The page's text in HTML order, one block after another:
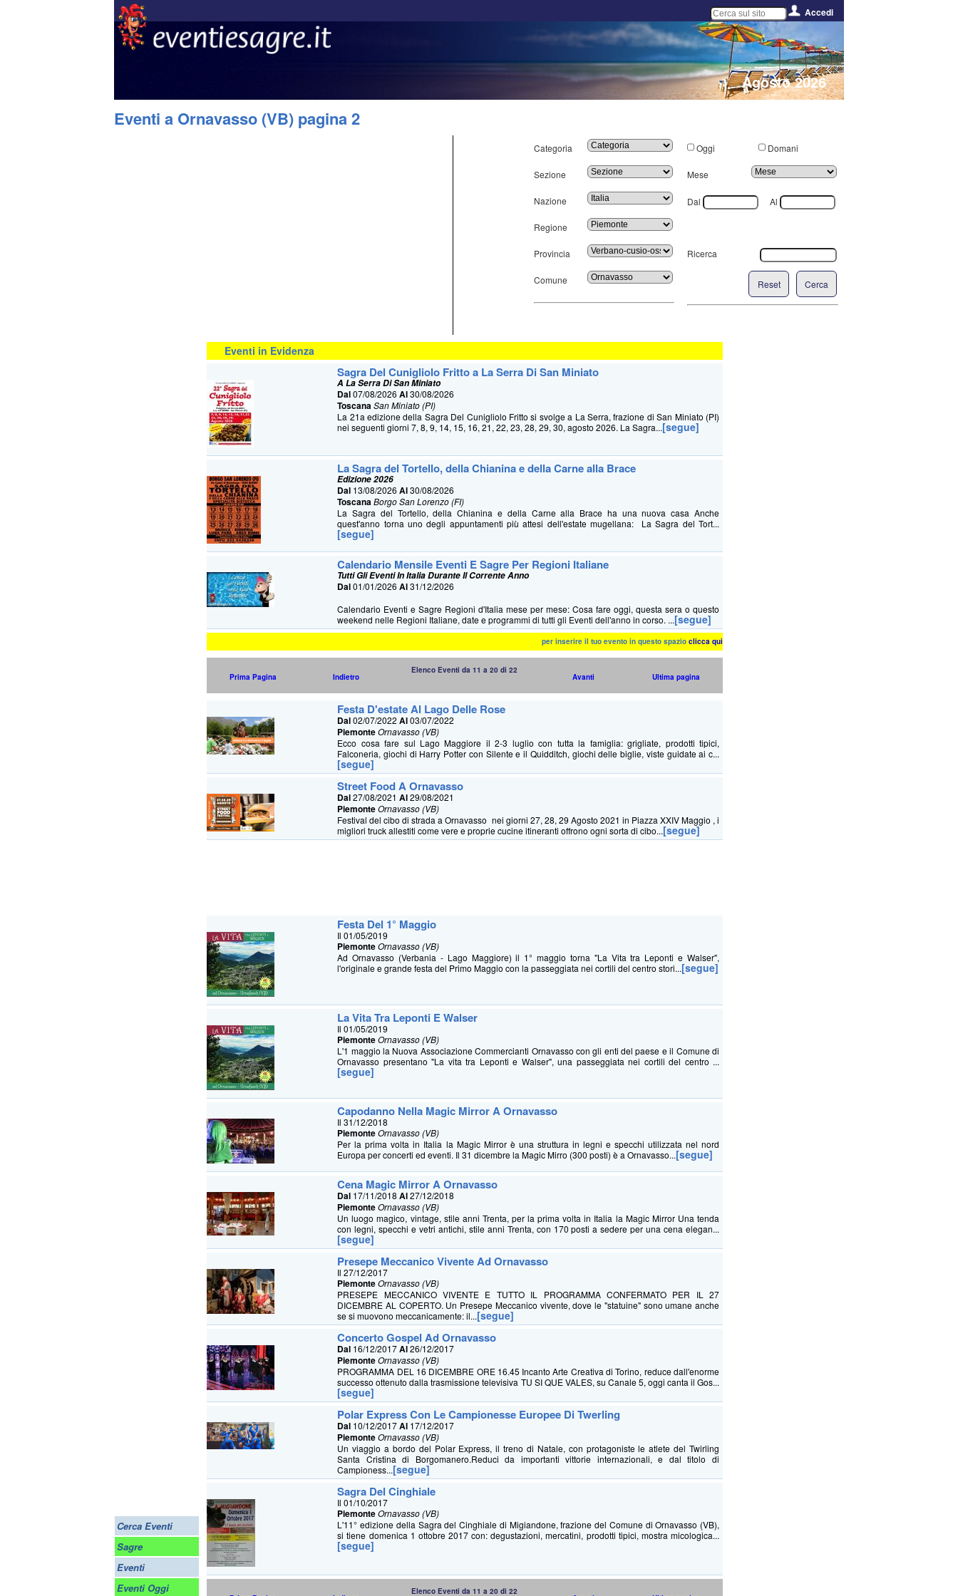
Accedi
Agosto 2026
Eventi a Ornavasso (VB) pagina 2
Cerca Eventi
Sagre
Eventi
Eventi Oggi
Categoria
Sezione
Nazione
Regione
Provincia
Comune
Oggi Domani
Mese
Dal Al
Ricerca
Cerca
Reset
Eventi in Evidenza
Sagra Del Cunigliolo Fritto a La Serra Di San Miniato
A La Serra Di San Miniato
Dal07/08/2026Al30/08/2026
ToscanaSan Miniato (PI)
La 21a edizione della Sagra Del Cunigliolo Fritto si svolge a La Serra, frazione di San Miniato (PI)
nei seguenti giorni 7, 8, 9, 14, 15, 16, 21, 22, 23, 28, 29, 30, agosto 2026. La Sagra...[segue]
La Sagra del Tortello, della Chianina e della Carne alla Brace
Edizione 2026
Dal 13/08/2026Al30/08/2026
ToscanaBorgo San Lorenzo (FI)
La Sagra del Tortello, della Chianina e della Carne alla Brace ha una nuova casa Anche
quest'anno torna uno degli appuntamenti più attesi dell'estate mugellana: La Sagra del Tort...
[segue]
Calendario Mensile Eventi E Sagre Per Regioni Italiane
Tutti Gli Eventi In Italia Durante Il Corrente Anno
Dal01/01/2026Al31/12/2026
Calendario Eventi e Sagre Regioni d'Italia mese per mese: Cosa fare oggi, questa sera o questo
weekend nelle Regioni Italiane, date e programmi di tutti gli Eventi dell'anno in corso. ...[segue]
per inserire il tuo evento in questo spazio clicca qui
Prima Pagina Indietro
Elenco Eventi da 11 a 20 di 22
Avanti Ultima pagina
Festa D'estate Al Lago Delle Rose
Dal02/07/2022Al03/07/2022
PiemonteOrnavasso (VB)
Ecco cosa fare sul Lago Maggiore il 2-3 luglio con tutta la famiglia: grigliate, prodotti tipici,
Falconeria, giochi di Harry Potter con Silente e il Quidditch, giochi delle biglie, viste guidate ai c...
[segue]
Street Food A Ornavasso
Dal27/08/2021Al29/08/2021
PiemonteOrnavasso (VB)
Festival del cibo di strada a Ornavasso nei giorni 27, 28, 29 Agosto 2021 in Piazza XXIV Maggio , i
migliori truck allestiti come vere e proprie cucine itineranti offrono ogni sorta di cibo...[segue]
Festa Del 1° Maggio
Il 01/05/2019
PiemonteOrnavasso (VB)
Ad Ornavasso (Verbania - Lago Maggiore) il 1° maggio torna "La Vita tra Leponti e Walser",
l'originale e grande festa del Primo Maggio con la passeggiata nei cortili del centro stori...[segue]
La Vita Tra Leponti E Walser
Il 01/05/2019
PiemonteOrnavasso (VB)
L'1 maggio la Nuova Associazione Commercianti Ornavasso con gli enti del paese e il Comune di
Ornavasso presentano "La vita tra Leponti e Walser", una passeggiata nei cortili del centro ...
[segue]
Capodanno Nella Magic Mirror A Ornavasso
Il 31/12/2018
PiemonteOrnavasso (VB)
Per la prima volta in Italia la Magic Mirror è una struttura in legni e specchi utilizzata nel nord
Europa per concerti ed eventi. Il 31 dicembre la Magic Mirro (300 posti) è a Ornavasso...[segue]
Cena Magic Mirror A Ornavasso
Dal 17/11/2018Al27/12/2018
PiemonteOrnavasso (VB)
Un luogo magico, vintage, stile anni Trenta, per la prima volta in Italia la Magic Mirror Una tenda
con legni, specchi e vetri antichi, stile anni Trenta, con 170 posti a sedere per una cena elegan...
[segue]
Presepe Meccanico Vivente Ad Ornavasso
Il 27/12/2017
PiemonteOrnavasso (VB)
PRESEPE MECCANICO VIVENTE E TUTTO IL PROGRAMMA CONFERMATO PER IL 27
DICEMBRE AL COPERTO. Un Presepe Meccanico vivente, dove le "statuine" sono umane anche
se si muovono meccanicamente: il...[segue]
Concerto Gospel Ad Ornavasso
Dal 16/12/2017Al26/12/2017
PiemonteOrnavasso (VB)
PROGRAMMA DEL 16 DICEMBRE ORE 16.45 Incanto Arte Creativa di Torino, reduce dall'enorme
successo ottenuto dalla trasmissione televisiva TU SI QUE VALES, su Canale 5, oggi canta il Gos...
[segue]
Polar Express Con Le Campionesse Europee Di Twerling
Dal 10/12/2017Al 17/12/2017
PiemonteOrnavasso (VB)
Un viaggio a bordo del Polar Express, il treno di Natale, con protagoniste le atlete del Twirling
Santa Cristina di Borgomanero.Reduci da importanti vittorie internazionali, e dal titolo di
Campioness...[segue]
Sagra Del Cinghiale
Il 01/10/2017
PiemonteOrnavasso (VB)
L'11° edizione della Sagra del Cinghiale di Migiandone, frazione del Comune di Ornavasso (VB),
si tiene domenica 1 ottobre 2017 con: degustazioni, mercatini, prodotti tipici, mostra micologica...
[segue]
Elenco Eventi da 11 a 20 di 22